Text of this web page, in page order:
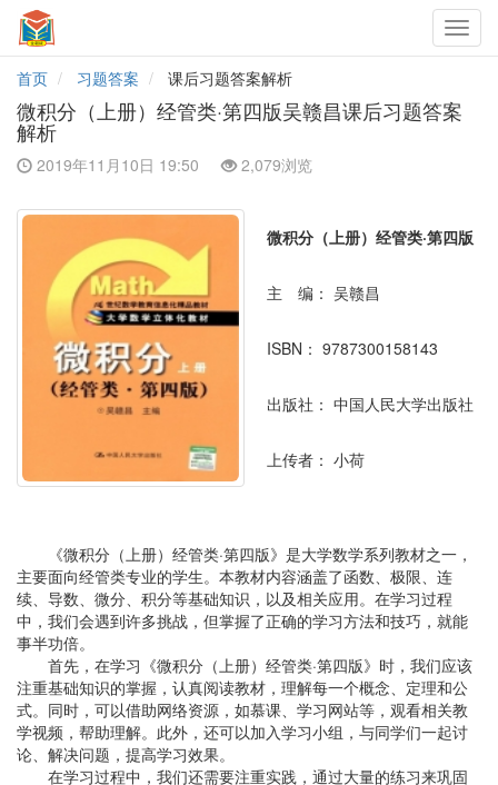
首页
习题答案 课后习题答案解析
微积分（上册）经管类·第四版吴赣昌课后习题答案
解析
2019年11月10日 19:50 2,079浏览
微积分（上册）经管类·第四版
主 编： 吴赣昌
ISBN： 9787300158143
出版社： 中国人民大学出版社
上传者： 小荷
《微积分（上册）经管类·第四版》是大学数学系列教材之一，
主要面向经管类专业的学生。本教材内容涵盖了函数、极限、连
续、导数、微分、积分等基础知识，以及相关应用。在学习过程
中，我们会遇到许多挑战，但掌握了正确的学习方法和技巧，就能
事半功倍。
首先，在学习《微积分（上册）经管类·第四版》时，我们应该
注重基础知识的掌握，认真阅读教材，理解每一个概念、定理和公
式。同时，可以借助网络资源，如慕课、学习网站等，观看相关教
学视频，帮助理解。此外，还可以加入学习小组，与同学们一起讨
论、解决问题，提高学习效果。
在学习过程中，我们还需要注重实践，通过大量的练习来巩固